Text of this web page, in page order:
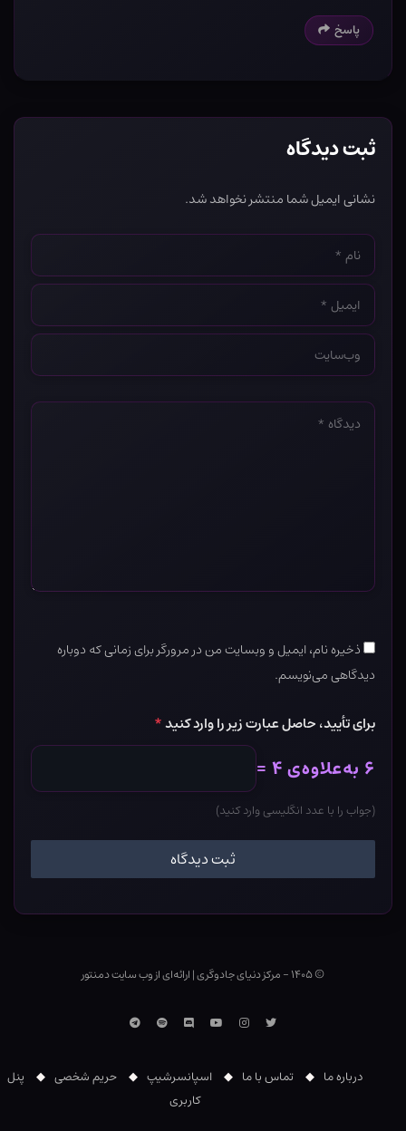
پاسخ
ثبت دیدگاه
نشانی ایمیل شما منتشر نخواهد شد.
نام
*
ایمیل
*
وب‌سایت
*
دیدگاه
ذخیره نام، ایمیل و وبسایت من در مرورگر برای زمانی که دوباره
دیدگاهی می‌نویسم.
برای تأیید، حاصل عبارت زیر را وارد کنید*
۶ به‌علاوه‌ی ۴ =
(جواب را با عدد انگلیسی وارد کنید)
© ۱۴۰۵ - مرکز دنیای جادوگری |ارائه‌ای از وب ‌سایت دمنتور
توییتراینستاگرام
یوتوبDiscordاسپاتیفایتلگرام
درباره ما تماس با ما اسپانسرشیپ حریم شخصی
پنل
کاربری